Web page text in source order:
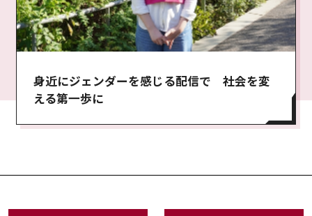
身近にジェンダーを感じる配信で 社会を変
える第一歩に